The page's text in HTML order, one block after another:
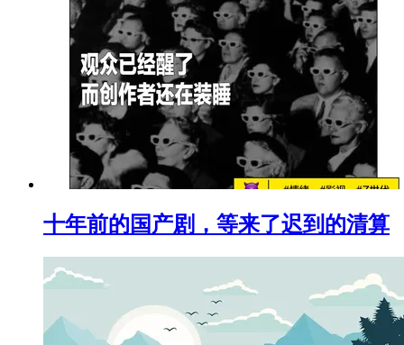
十年前的国产剧，等来了迟到的清算